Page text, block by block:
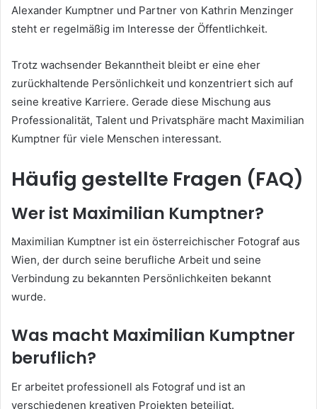
Alexander Kumptner und Partner von Kathrin Menzinger
steht er regelmäßig im Interesse der Öffentlichkeit.
Trotz wachsender Bekanntheit bleibt er eine eher
zurückhaltende Persönlichkeit und konzentriert sich auf
seine kreative Karriere. Gerade diese Mischung aus
Professionalität, Talent und Privatsphäre macht Maximilian
Kumptner für viele Menschen interessant.
Häufig gestellte Fragen (FAQ)
Wer ist Maximilian Kumptner?
Maximilian Kumptner ist ein österreichischer Fotograf aus
Wien, der durch seine berufliche Arbeit und seine
Verbindung zu bekannten Persönlichkeiten bekannt
wurde.
Was macht Maximilian Kumptner
beruflich?
Er arbeitet professionell als Fotograf und ist an
verschiedenen kreativen Projekten beteiligt.